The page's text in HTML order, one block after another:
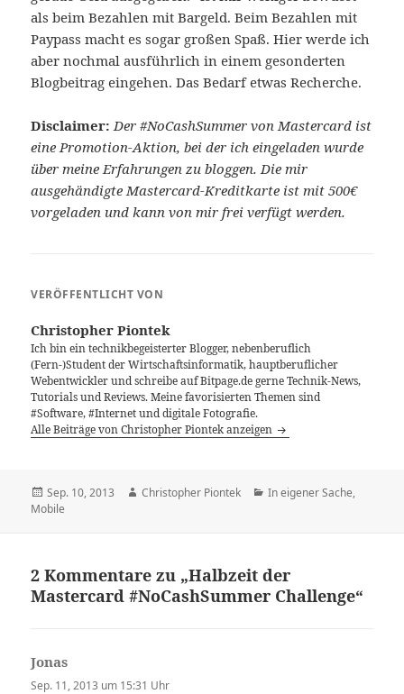
als beim Bezahlen mit Bargeld. Beim Bezahlen mit
Paypass macht es sogar großen Spaß. Hier werde ich
aber nochmal ausführlich in einem gesonderten
Blogbeitrag eingehen. Das Bedarf etwas Recherche.
Disclaimer: Der #NoCashSummer von Mastercard ist
eine Promotion-Aktion, bei der ich eingeladen wurde
über meine Erfahrungen zu bloggen. Die mir
ausgehändigte Mastercard-Kreditkarte ist mit 500€
vorgeladen und kann von mir frei verfügt werden.
VERÖFFENTLICHT VON
Christopher Piontek
Ich bin ein technikbegeisterter Blogger, nebenberuflich
(Fern-)Student der Wirtschaftsinformatik, hauptberuflicher
Webentwickler und schreibe auf Bitpage.de gerne Technik-News,
Tutorials und Reviews. Meine favorisierten Themen sind
#Software, #Internet und digitale Fotografie.
Alle Beiträge von Christopher Piontek anzeigen
Veröffentlicht
am
Sep. 10, 2013 Autor
Christopher Piontek Kategorien
In eigener Sache,
Mobile
2 Kommentare zu „Halbzeit der
Mastercard #NoCashSummer Challenge“
Jonas
Sep. 11, 2013 um 15:31 Uhr